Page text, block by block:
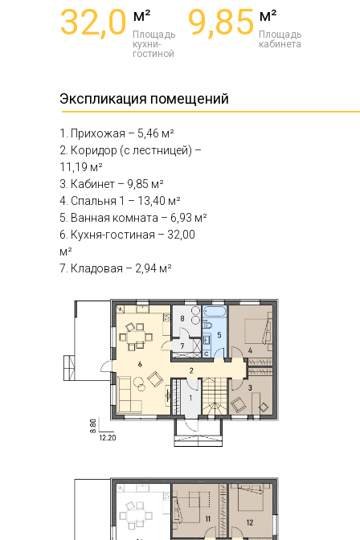
Экспликация помещений
32,0
9,85
Площадь
кухни-
гостиной
Площадь
кабинета
м²
м²
1. Прихожая – 5,46 м²
2. Коридор (с лестницей) –
11,19 м²
3. Кабинет – 9,85 м²
4. Спальня 1 – 13,40 м²
5. Ванная комната – 6,93 м²
6. Кухня-гостиная – 32,00
м²
7. Кладовая – 2,94 м²